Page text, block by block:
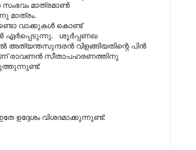
മാത്രമാൺ
മാത്രം.
വാക്കുകൾ കൊണ്ട്
ഏർപ്പെടുന്നു. ശൂർപ്പണഖ
അത്യന്തസുന്ദരൻ വിളങ്ങിയതിന്റെ പിൻ
രാവണൻ സീതാപഹരണത്തിനു
ഉദ്ദേശം വിശദമാക്കുന്നുണ്ട്: